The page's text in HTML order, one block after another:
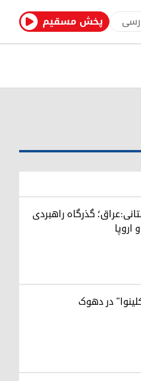
پخش مسقیم
گذرگاه راهبردی
اروپا
در دهوک